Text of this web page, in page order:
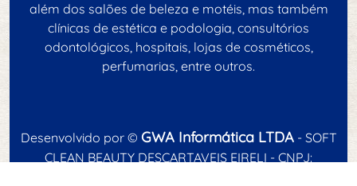
além dos salões de beleza e motéis, mas também
clínicas de estética e podologia, consultórios
odontológicos, hospitais, lojas de cosméticos,
perfumarias, entre outros.
Desenvolvido por © GWA Informática LTDA- SOFT
CLEAN BEAUTY DESCARTAVEIS EIRELI - CNPJ: